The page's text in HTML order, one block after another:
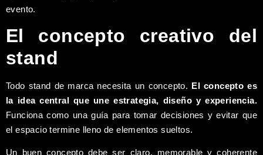
evento.
El concepto creativo del
stand
Todo stand de marca necesita un concepto. El concepto es
la idea central que une estrategia, diseño y experiencia.
Funciona como una guía para tomar decisiones y evitar que
el espacio termine lleno de elementos sueltos.
Un buen concepto debe ser claro, memorable y coherente